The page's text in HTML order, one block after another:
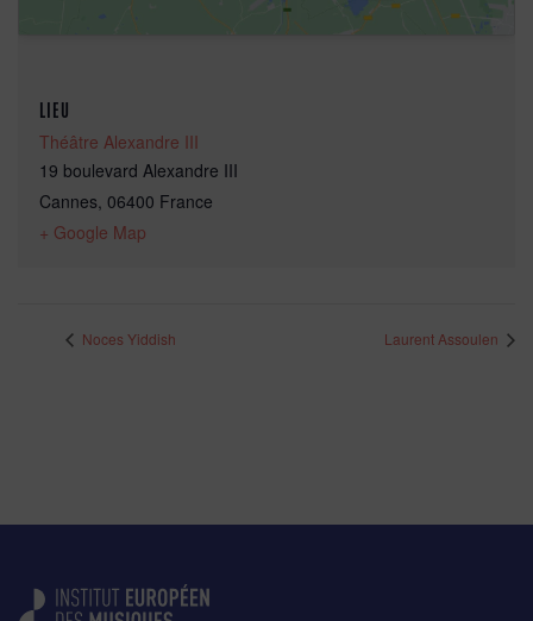
LIEU
Théâtre Alexandre III
19 boulevard Alexandre III
Cannes, 06400 France
+ Google Map
Noces Yiddish Laurent Assoulen